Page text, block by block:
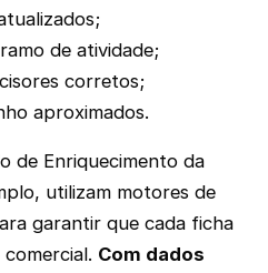
de atividade;
corretos;
aproximados.
de Enriquecimento da
utilizam motores de
garantir que cada ficha
Com dados